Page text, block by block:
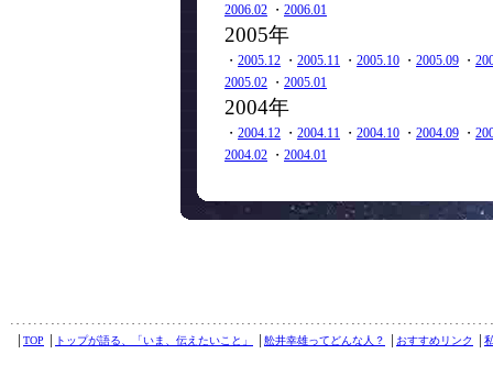
2006.02 ・ 2006.01
2005年
・ 2005.12 ・ 2005.11 ・ 2005.10 ・ 2005.09 ・
2005.02 ・ 2005.01
2004年
・ 2004.12 ・ 2004.11 ・ 2004.10 ・ 2004.09 ・
2004.02 ・ 2004.01
TOP トップが語る、「いま、伝えたいこと」 舩井幸雄ってどんな人？ おすすめリンク